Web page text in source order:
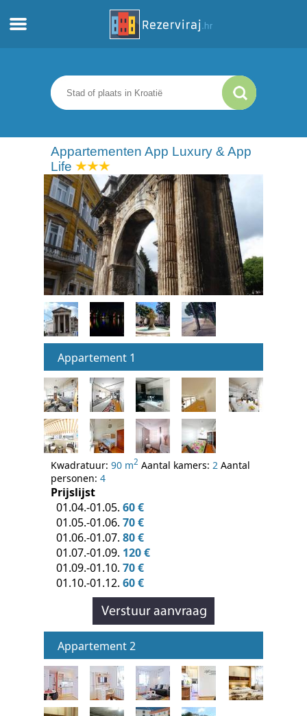
Appartementen
Toeristeninformatie
Stranden
webcams
Ontmoet Kroatië
musea
Appartementen App Luxury & App
Life
Appartement 1
Kwadratuur: 90 m2 Aantal kamers: 2 Aantal
personen: 4
Prijslijst
01.04.-01.05. 60 €
01.05.-01.06. 70 €
01.06.-01.07. 80 €
01.07.-01.09. 120 €
01.09.-01.10. 70 €
01.10.-01.12. 60 €
Appartement 2